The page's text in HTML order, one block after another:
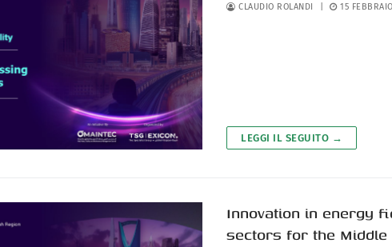
CLAUDIO ROLANDI 15
LEGGI IL SEGUITO →
Innovation in energy
sectors for the Middle